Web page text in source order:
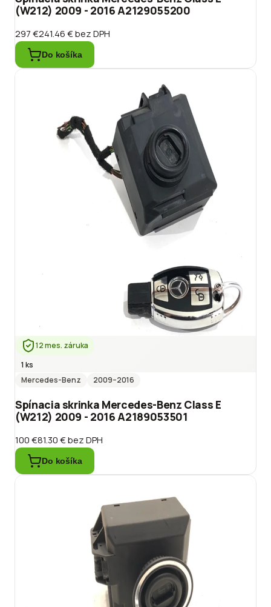
(W212) 2009 - 2016 A2129055200
297 €241.46 €bez DPH
Do košíka
12 mes. záruka
1 ks
Mercedes-Benz
2009–2016
Spínacia skrinka Mercedes-Benz Class E
(W212) 2009 - 2016 A2189053501
100 €81.30 €bez DPH
Do košíka